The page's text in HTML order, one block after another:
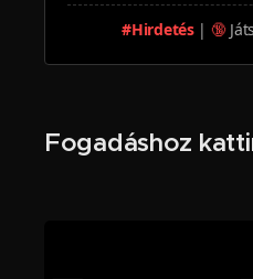
#Hirdetés| 🔞
Fogadáshoz